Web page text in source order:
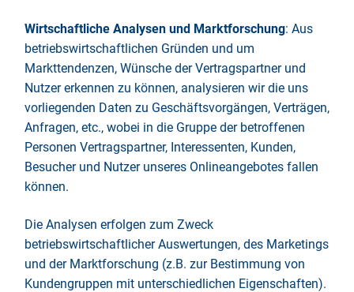
Wirtschaftliche Analysen und Marktforschung: Aus
betriebswirtschaftlichen Gründen und um
Markttendenzen, Wünsche der Vertragspartner und
Nutzer erkennen zu können, analysieren wir die uns
vorliegenden Daten zu Geschäftsvorgängen, Verträgen,
Anfragen, etc., wobei in die Gruppe der betroffenen
Personen Vertragspartner, Interessenten, Kunden,
Besucher und Nutzer unseres Onlineangebotes fallen
können.
Die Analysen erfolgen zum Zweck
betriebswirtschaftlicher Auswertungen, des Marketings
und der Marktforschung (z.B. zur Bestimmung von
Kundengruppen mit unterschiedlichen Eigenschaften).